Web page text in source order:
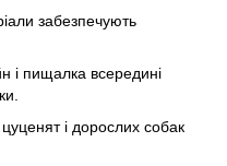
забезпечують
і пищалка всередині
і дорослих собак